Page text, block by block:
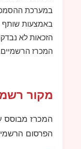
במערכת
באמצעות שותף
הזכאות לא
המכרז הרשמיים.
מקור רשמי
המכרז מבוסס
הפרסום